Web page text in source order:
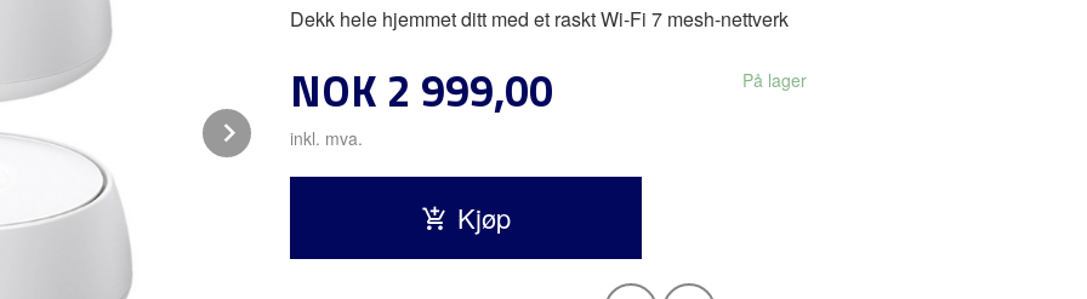
Next
Dekk hele hjemmet ditt med et raskt Wi-Fi 7 mesh-nettverk
Pris
NOK 2 999,00
inkl. mva.
På lager
Kjøp